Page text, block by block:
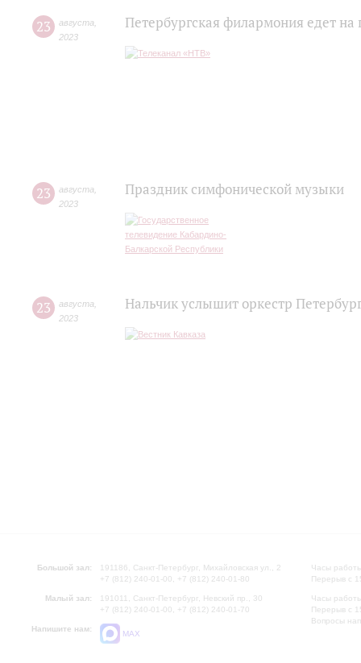
23 августа
2023
Петербургская филармония едет
23 августа
2023
Праздник симфонической музыки
23 августа
2023
Нальчик услышит оркестр
Большой зал:
191186, Санкт-Петербург, Михайловская ул., 2
+7 (812) 240-01-00, +7 (812) 240-01-80
Малый зал:
191011, Санкт-Петербург, Невский пр., 30
+7 (812) 240-01-00, +7 (812) 240-01-70
Напишите нам:
MAX
Часы
Перерыв с
Часы
Перерыв с
Вопросы